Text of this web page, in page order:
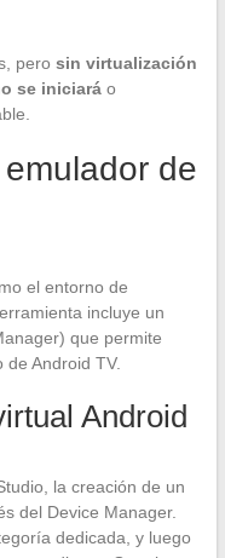
pero sin virtualización
se iniciaráo
de
el entorno de
incluye un
que permite
Android TV.
Android
la creación de un
del Device Manager.
dedicada, y luego